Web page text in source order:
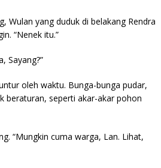
Wulan yang duduk di belakang Rendra
“Nenek itu.”
Sayang?”
oleh waktu. Bunga-bunga pudar,
beraturan, seperti akar-akar pohon
“Mungkin cuma warga, Lan. Lihat,